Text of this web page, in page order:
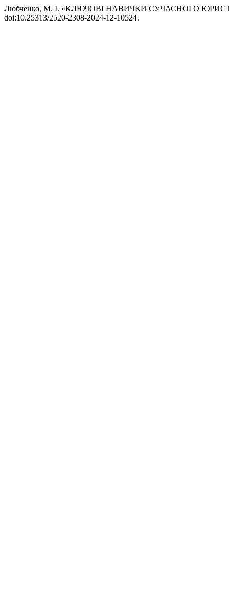
Любченко, М. І. «КЛЮЧОВІ НАВИЧКИ СУЧАСНОГО
doi:10.25313/2520-2308-2024-12-10524.